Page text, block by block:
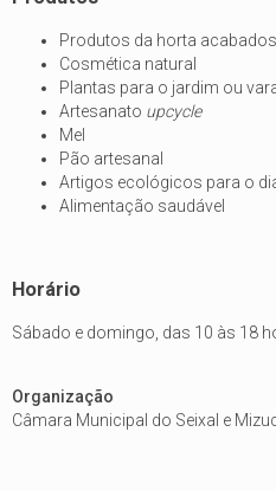
Produtos da horta
Cosmética natural
Plantas para o jardim ou
Artesanato upcycle
Mel
Pão artesanal
Artigos ecológicos para o
Alimentação saudável
Horário
Sábado e domingo, das 10 às 18
Organização
Câmara Municipal do Seixal e